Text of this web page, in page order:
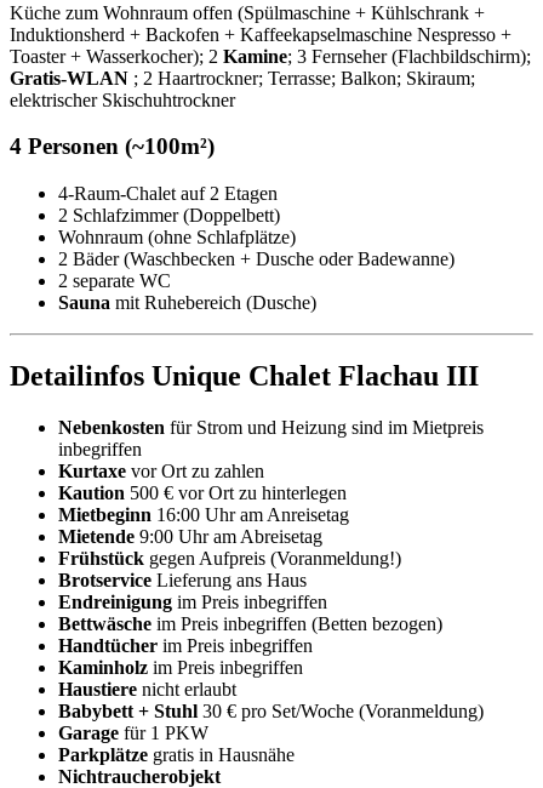
Küche zum Wohnraum offen (Spülmaschine + Kühlschrank +
Induktionsherd + Backofen + Kaffeekapselmaschine Nespresso +
Toaster + Wasserkocher); 2 Kamine; 3 Fernseher (Flachbildschirm);
Gratis-WLAN ; 2 Haartrockner; Terrasse; Balkon; Skiraum;
elektrischer Skischuhtrockner
4 Personen (~100m²)
4-Raum-Chalet auf 2 Etagen
2 Schlafzimmer (Doppelbett)
Wohnraum (ohne Schlafplätze)
2 Bäder (Waschbecken + Dusche oder Badewanne)
2 separate WC
Sauna mit Ruhebereich (Dusche)
Detailinfos Unique Chalet Flachau III
Nebenkosten für Strom und Heizung sind im Mietpreis
inbegriffen
Kurtaxe vor Ort zu zahlen
Kaution 500 € vor Ort zu hinterlegen
Mietbeginn 16:00 Uhr am Anreisetag
Mietende 9:00 Uhr am Abreisetag
Frühstück gegen Aufpreis (Voranmeldung!)
Brotservice Lieferung ans Haus
Endreinigung im Preis inbegriffen
Bettwäsche im Preis inbegriffen (Betten bezogen)
Handtücher im Preis inbegriffen
Kaminholz im Preis inbegriffen
Haustiere nicht erlaubt
Babybett + Stuhl 30 € pro Set/Woche (Voranmeldung)
Garage für 1 PKW
Parkplätze gratis in Hausnähe
Nichtraucherobjekt